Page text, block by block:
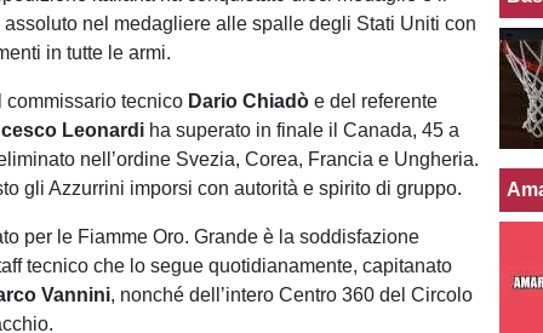
nel medagliere alle spalle degli Stati Uniti con
in tutte le armi.
commissario tecnico Dario Chiadò e del referente
Leonardi ha superato in finale il Canada, 45 a
nell’ordine Svezia, Corea, Francia e Ungheria.
gli Azzurrini imporsi con autorità e spirito di gruppo.
per le Fiamme Oro. Grande è la soddisfazione
tecnico che lo segue quotidianamente, capitanato
Vannini, nonché dell’intero Centro 360 del Circolo